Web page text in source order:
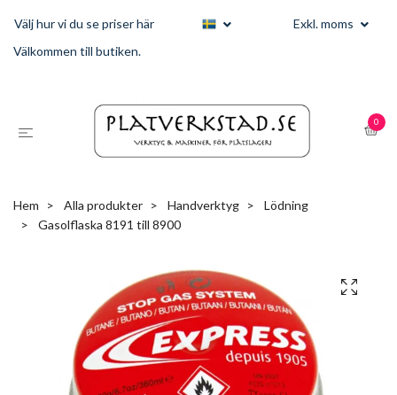
Välj hur vi du se priser här
Exkl. moms
Välkommen till butiken.
0
Hem Alla produkter Handverktyg
Lödning
Gasolflaska 8191 till 8900